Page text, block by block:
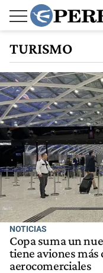
TURISMO
NOTICIAS
Copa suma un
tiene aviones más
aerocomerciales